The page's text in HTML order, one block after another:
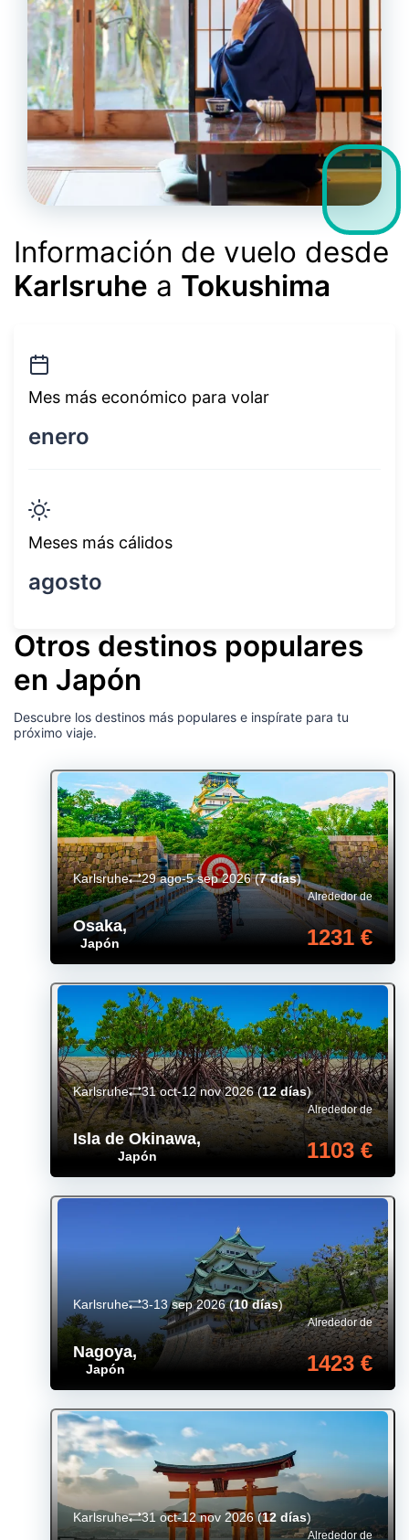
Información de vuelo desde
Karlsruhe a Tokushima
Mes más económico para volar
enero
Meses más cálidos
agosto
Otros destinos populares
en Japón
Descubre los destinos más populares e inspírate para tu
próximo viaje.
Osaka,
Japón
Alrededor de
1231 €
Karlsruhe 29 ago-5 sep 2026(7 días)
Isla de Okinawa,
Japón
Alrededor de
1103 €
Karlsruhe 31 oct-12 nov 2026(12 días)
Nagoya,
Japón
Alrededor de
1423 €
Karlsruhe 3-13 sep 2026(10 días)
Alrededor de
Karlsruhe 31 oct-12 nov 2026(12 días)